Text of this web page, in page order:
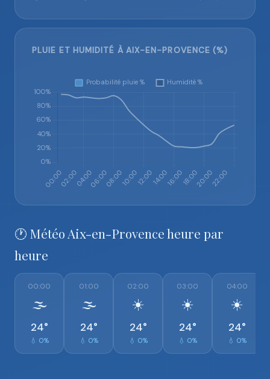
PLUIE ET HUMIDITÉ À AIX-EN-PROVENCE (%)
🕐 Météo Aix-en-Provence heure par
heure
00:00
🌫️
24°
💧 0%
01:00
🌫️
24°
💧 0%
02:00
☀️
24°
💧 0%
03:00
☀️
24°
💧 0%
04:00
☀️
24°
💧 0%